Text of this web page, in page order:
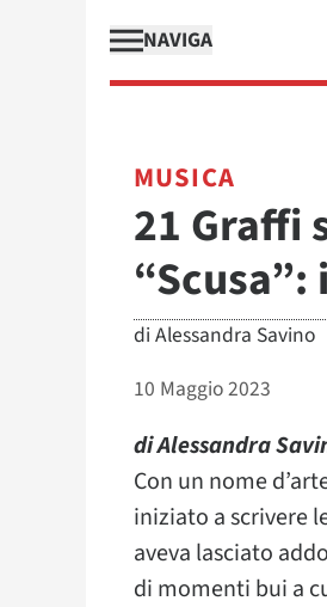
NAVIGA
MUSICA
21 Graffi
di Alessandra Savino
10 Maggio 2023
di Alessandra
Con un nome
iniziato a scrivere
aveva lasciato
di momenti bui a